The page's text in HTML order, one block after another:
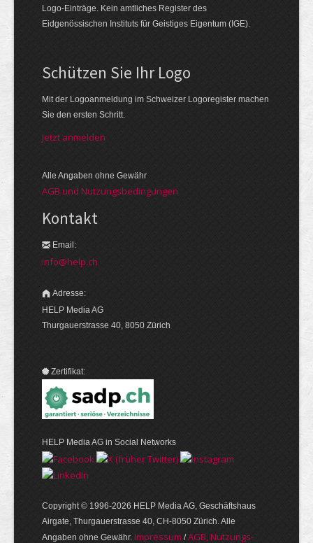
Logo-Einträge. Kein amtliches Register des
Eidgenössischen Instituts für Geistiges Eigentum (IGE).
Schützen Sie Ihr Logo
Mit der Logo­an­meldung im Schweizer Logo­register machen
Sie den ersten Schritt.
Jetzt anmelden
Alle Angaben ohne Gewähr
AGB und Nutzungsbedingungen
Kontakt
Email:
info@help.ch
Adresse:
HELP Media AG
Thurgauerstrasse 40, 8050 Zürich
Zertifikat:
HELP Media AG in Social Networks
Copyright © 1996-2026 HELP Media AG, Geschäftshaus
Airgate, Thurgauer­strasse 40, CH-8050 Zürich. Alle
Angaben ohne Gewähr. Im­pres­sum /AGB, Nut­zungs­